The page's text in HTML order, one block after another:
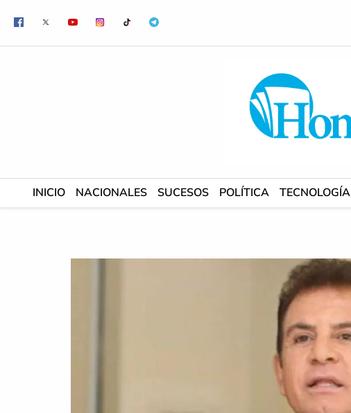
contenido
INICIO NACIONALES SUCESOS POLÍTICA TECNOLOGÍA